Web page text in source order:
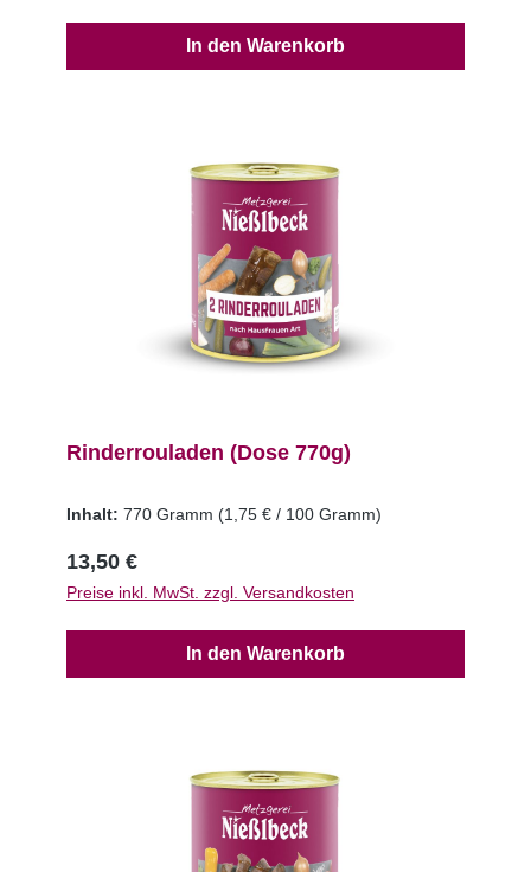
In den Warenkorb
Rinderrouladen (Dose 770g)
Inhalt: 770 Gramm (1,75 € / 100 Gramm)
13,50 €
Preise inkl. MwSt. zzgl. Versandkosten
In den Warenkorb